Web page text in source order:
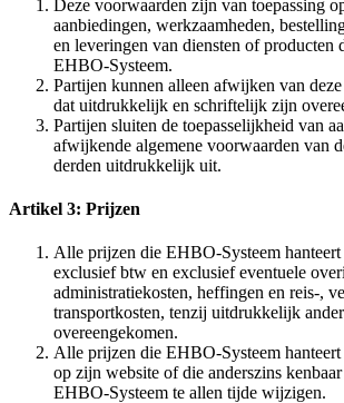
Deze voorwaarden zijn van toepassing
aanbiedingen, werkzaamheden,
en leveringen van diensten of producten
EHBO-Systeem.
Partijen kunnen alleen afwijken van
dat uitdrukkelijk en schriftelijk zijn
Partijen sluiten de toepasselijkheid van
afwijkende algemene voorwaarden van
derden uitdrukkelijk uit.
Artikel 3: Prijzen
Alle prijzen die EHBO-Systeem
exclusief btw en exclusief eventuele
administratiekosten, heffingen en reis-,
transportkosten, tenzij uitdrukkelijk
overeengekomen.
Alle prijzen die EHBO-Systeem
op zijn website of die anderszins
EHBO-Systeem te allen tijde wijzigen.